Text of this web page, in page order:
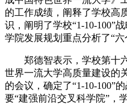
的工作成绩，阐释了学校高
识，阐明了学校“1-10-100”
学院发展规划重点分析了“六
郑德智表示，学校第十
世界一流大学高质量建设的
的会议，确定了“1-10-100”
要“建强前沿交叉科学院”，